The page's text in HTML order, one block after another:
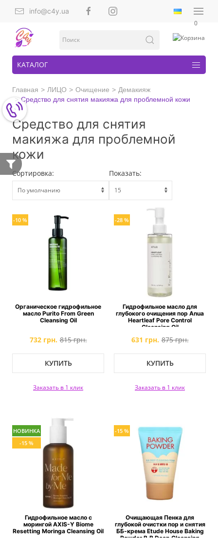
info@c4y.ua
0
КАТАЛОГ
Главная ЛИЦО Очищение
Демакияж
Средство для снятия макияжа для проблемной кожи
Средство для снятия
макияжа для проблемной
кожи
Сортировка: Показать:
-10 %
Органическое гидрофильное
масло Purito From Green
Cleansing Oil
732 грн. 815 грн.
КУПИТЬ
Заказать в 1 клик
-28 %
Гидрофильное масло для
глубокого очищения пор Anua
Heartleaf Pore Control
Cleansing Oil
631 грн. 875 грн.
КУПИТЬ
Заказать в 1 клик
НОВИНКА
-15 %
Гидрофильное масло с
морингой AXIS-Y Biome
Resetting Moringa Cleansing Oil
-15 %
Очищающая Пенка для
глубокой очистки пор и снятия
ББ-крема Etude House Baking
Powder B.B Deep Cleansing